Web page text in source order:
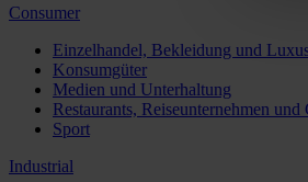
Consumer
Einzelhandel, Bekleidung und
Konsumgüter
Medien und Unterhaltung
Restaurants, Reiseunternehmen und
Sport
Industrial